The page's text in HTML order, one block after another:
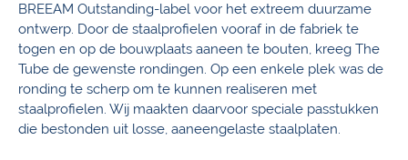
BREEAM Outstanding-label voor het extreem duurzame
ontwerp. Door de staalprofielen vooraf in de fabriek te
togen en op de bouwplaats aaneen te bouten, kreeg The
Tube de gewenste rondingen. Op een enkele plek was de
ronding te scherp om te kunnen realiseren met
staalprofielen. Wij maakten daarvoor speciale passtukken
die bestonden uit losse, aaneengelaste staalplaten.